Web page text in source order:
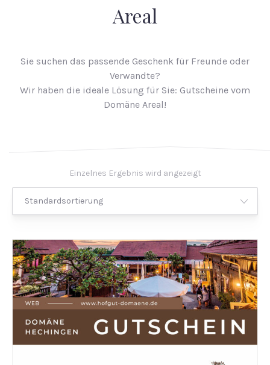
Areal
Sie suchen das passende Geschenk für Freunde oder
Verwandte?
Wir haben die ideale Lösung für Sie: Gutscheine vom
Domäne Areal!
Einzelnes Ergebnis wird angezeigt